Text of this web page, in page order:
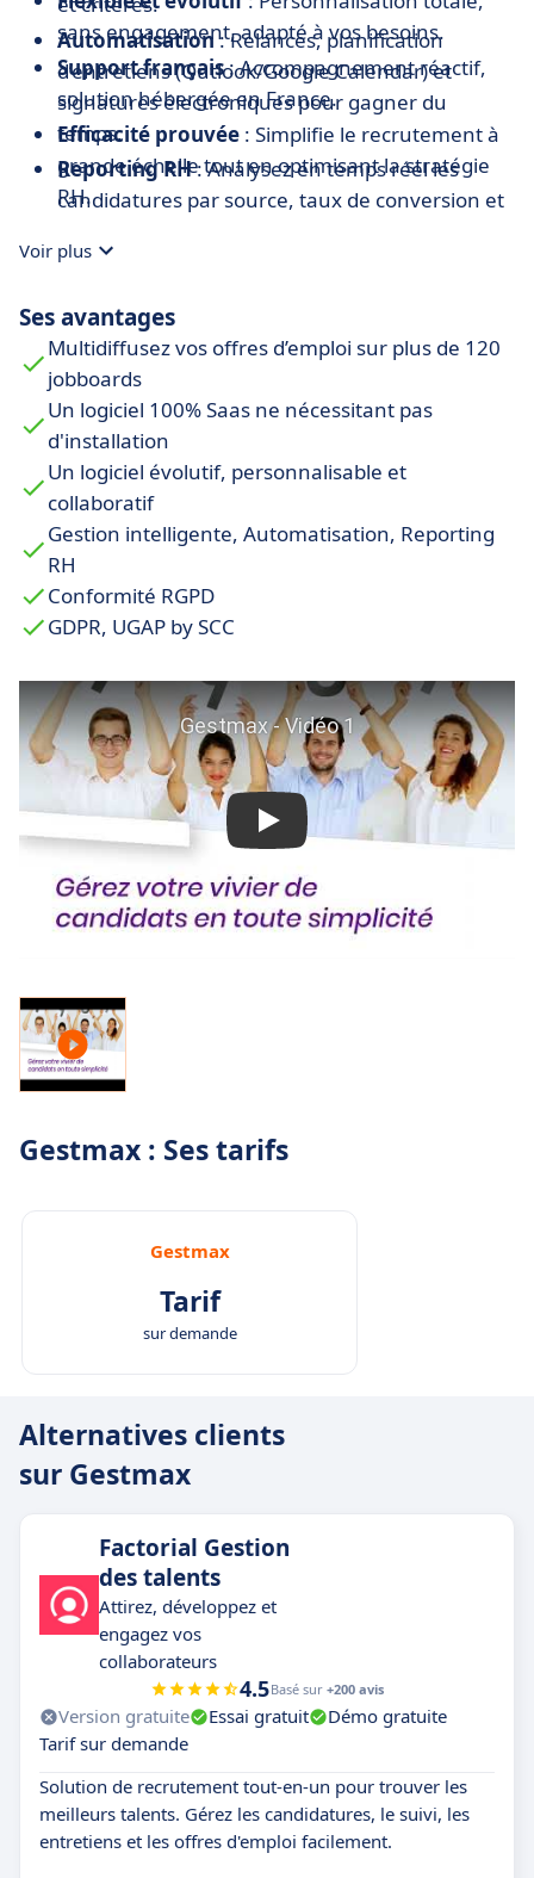
Automatisation: Relances, planification
d’entretiens (Outlook/Google Calendar) et
signatures électroniques pour gagner du
temps.
Reporting RH: Analysez en temps réel les
candidatures par source, taux de conversion et
Conformité RGPD
l’accessibilité.
sans engagement, adapté à vos besoins.
Support français: Accompagnement réactif,
solution hébergée en France.
Efficacité prouvée : Simplifie le recrutement à
grande échelle tout en optimisant la stratégie
RH.
Voir plus
Ses avantages
Multidiffusez vos offres d’emploi sur plus de 120
jobboards
Un logiciel 100% Saas ne nécessitant pas
d'installation
Un logiciel évolutif, personnalisable et
collaboratif
Gestion intelligente, Automatisation, Reporting
RH
Conformité RGPD
GDPR, UGAP by SCC
Gestmax : Ses tarifs
Gestmax
Tarif
sur demande
Alternatives clients
sur Gestmax
Factorial Gestion
des talents
Attirez, développez et
engagez vos
collaborateurs
4.5Basé sur +200 avis
Version gratuite Essai gratuit
Démo gratuite
Tarif sur demande
Solution de recrutement tout-en-un pour trouver les
meilleurs talents. Gérez les candidatures, le suivi, les
entretiens et les offres d'emploi facilement.